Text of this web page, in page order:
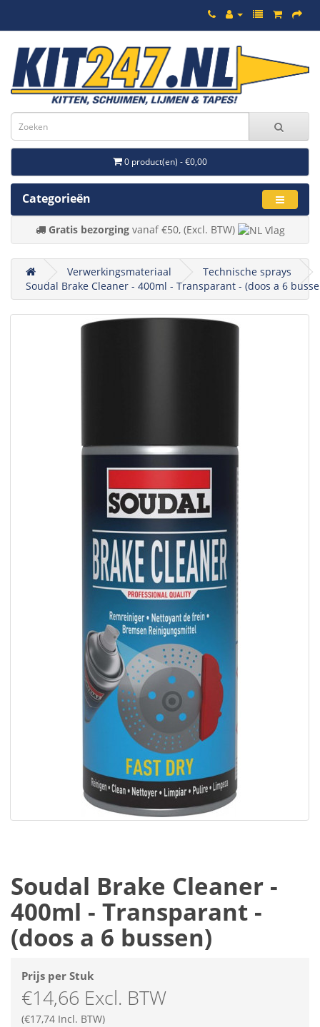
0 product(en) - €0,00
Categorieën
Gratis bezorgingvanaf €50, (Excl. BTW)
Verwerkingsmateriaal
Technische sprays
Soudal Brake Cleaner - 400ml - Transparant - (doos a 6
Soudal Brake Cleaner -
400ml - Transparant -
(doos a 6 bussen)
Prijs per Stuk
€14,66 Excl. BTW
(€17,74 Incl. BTW)